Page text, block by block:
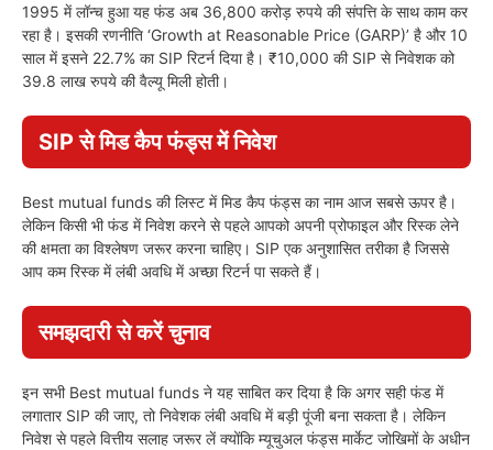
1995 में लॉन्च हुआ यह फंड अब 36,800 करोड़ रुपये की संपत्ति के साथ काम कर
रहा है। इसकी रणनीति ‘Growth at Reasonable Price (GARP)’ है और 10
साल में इसने 22.7% का SIP रिटर्न दिया है। ₹10,000 की SIP से निवेशक को
39.8 लाख रुपये की वैल्यू मिली होती।
SIP से मिड कैप फंड्स में निवेश
Best mutual funds की लिस्ट में मिड कैप फंड्स का नाम आज सबसे ऊपर है।
लेकिन किसी भी फंड में निवेश करने से पहले आपको अपनी प्रोफाइल और रिस्क लेने
की क्षमता का विश्लेषण जरूर करना चाहिए। SIP एक अनुशासित तरीका है जिससे
आप कम रिस्क में लंबी अवधि में अच्छा रिटर्न पा सकते हैं।
समझदारी से करें चुनाव
इन सभी Best mutual funds ने यह साबित कर दिया है कि अगर सही फंड में
लगातार SIP की जाए, तो निवेशक लंबी अवधि में बड़ी पूंजी बना सकता है। लेकिन
निवेश से पहले वित्तीय सलाह जरूर लें क्योंकि म्यूचुअल फंड्स मार्केट जोखिमों के अधीन